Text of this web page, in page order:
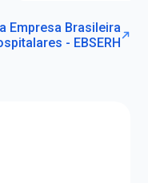
Empresa Brasileira
- EBSERH